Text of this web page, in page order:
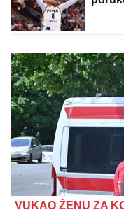
(FOTO) BILA U
IMALA ODEĆU
pokazala kako sada
"JA
tvrdi